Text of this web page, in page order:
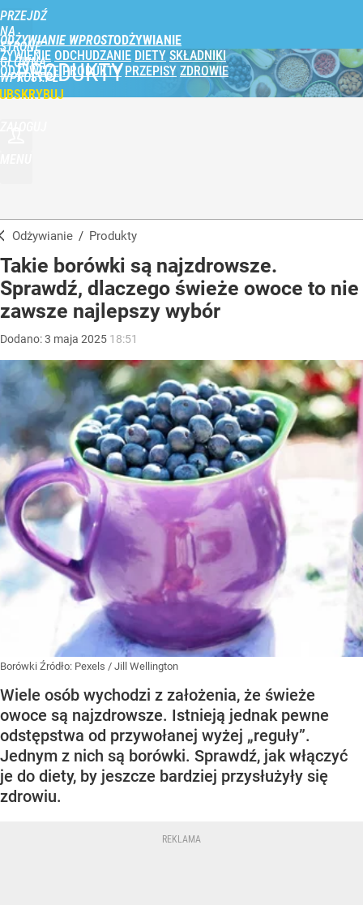
PRZEJDŹ
NA
STRONĘ
GŁÓWNĄ
WPROST.PL
ODŻYWIANIE WPROST
ŻYWIENIE ODCHUDZANIE DIETY SKŁADNIKI
ODŻYWCZE PRODUKTY PRZEPISY ZDROWIE
PRODUKTY
Odżywianie / Produkty
Takie borówki są najzdrowsze.
Sprawdź, dlaczego świeże owoce to nie
zawsze najlepszy wybór
Dodano:3 maja 2025 18:51
Borówki Źródło: Pexels / Jill Wellington
Wiele osób wychodzi z założenia, że świeże
owoce są najzdrowsze. Istnieją jednak pewne
odstępstwa od przywołanej wyżej „reguły”.
Jednym z nich są borówki. Sprawdź, jak włączyć
je do diety, by jeszcze bardziej przysłużyły się
zdrowiu.